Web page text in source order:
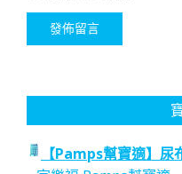
【Pamps幫寶適】尿